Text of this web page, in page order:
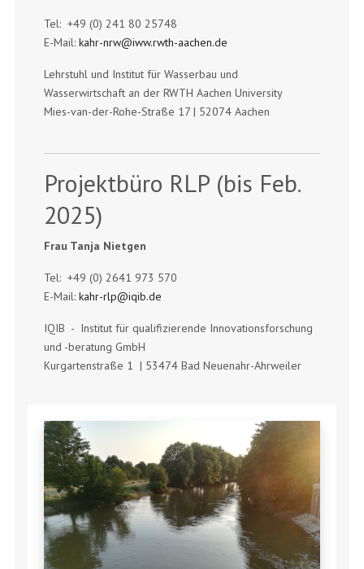
Tel: +49 (0) 241 80 25748
E-Mail:kahr-nrw@iww.rwth-aachen.de
Lehrstuhl und Institut für Wasserbau und
Wasserwirtschaft an der RWTH Aachen University
Mies-van-der-Rohe-Straße 17 | 52074 Aachen
Projektbüro RLP (bis Feb.
2025)
Frau Tanja Nietgen
Tel: +49 (0) 2641 973 570
E-Mail:kahr-rlp@iqib.de
IQIB - Institut für qualifizierende Innovationsforschung
und -beratung GmbH
Kurgartenstraße 1 | 53474 Bad Neuenahr-Ahrweiler